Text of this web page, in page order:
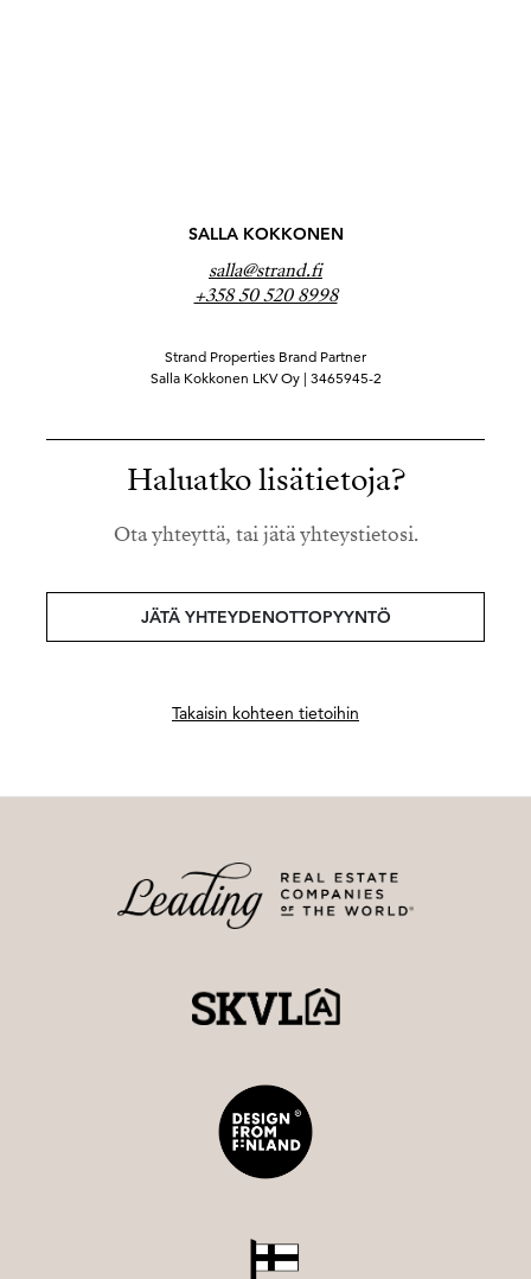
SALLA KOKKONEN
salla@strand.fi
+358 50 520 8998
Strand Properties Brand Partner
Salla Kokkonen LKV Oy | 3465945-2
Haluatko lisätietoja?
Ota yhteyttä, tai jätä yhteystietosi.
JÄTÄ YHTEYDENOTTOPYYNTÖ
Takaisin kohteen tietoihin